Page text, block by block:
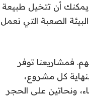
أن تتخيل طبيعة
الصعبة التي نعمل
فمشاريعنا توفر
كل مشروع،
ونحاتين على الحجر